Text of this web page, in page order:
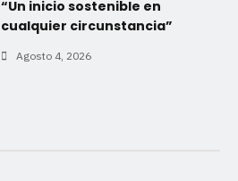
“Un inicio sostenible en
cualquier circunstancia”
Agosto 4, 2026